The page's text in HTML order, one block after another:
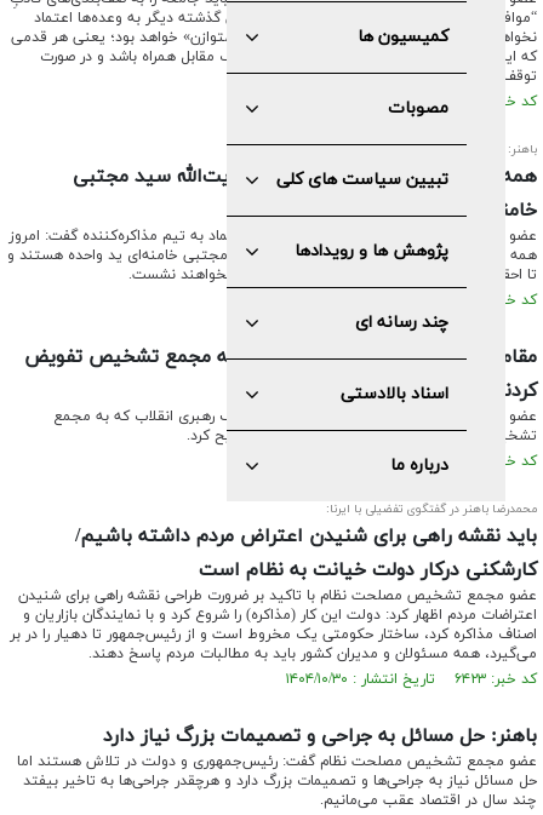
کمیسیون ها
مصوبات
تبیین سیاست های کلی
پژوهش ها و رویدادها
چند رسانه ای
اسناد بالادستی
درباره ما
“موافق” و “مخالف” مذاکره تقسیم کرد، گفت: چون گذشته دیگر به وعده‌ها اعتماد
نخواهیم کرد؛ مذاکرات ما از این پس «گام‌به‌گام و متوازن» خواهد بود؛ یعنی هر قدمی
که ایران برمی‌دارد، باید با اقدام متقابل و عملی طرف مقابل همراه باشد و در صورت
توقف آن‌ها، ما نیز متوقف خواهیم شد.
کد خبر: ۶۵۷۷ تاریخ انتشار : ۱۴۰۵/۰۳/۰۷
باهنر:
همه ارکان نظام و ملت در ذیل رهبری آیت‌الله سید مجتبی
خامنه‌ای ید واحده هستند
عضو مجمع تشخیص مصلحت نظام با تأکید بر اعتماد به تیم مذاکره‌کننده گفت: امروز
همه ارکان نظام و ملت در ذیل رهبری آیت‌الله سید مجتبی خامنه‌ای ید واحده هستند و
تا احقاق حق کشور و خونخواهی رهبر شهید از پای نخواهند نشست.
کد خبر: ۶۵۵۱ تاریخ انتشار : ۱۴۰۵/۰۲/۰۱
مقام معظم رهبری کدام وظایفشان را به مجمع تشخیص تفویض
کردند؟
عضو مجمع تشخیص مصلحت نظام، جزئیات وظایف رهبری انقلاب که به مجمع
تشخیص مصلحت نظام تفویض شده است، را تشریح کرد.
کد خبر: ۶۴۶۷ تاریخ انتشار : ۱۴۰۴/۱۱/۲۰
محمدرضا باهنر در گفتگوی تفضیلی با ایرنا:
باید نقشه راهی برای شنیدن اعتراض مردم داشته باشیم/
کارشکنی درکار دولت خیانت به نظام است
عضو مجمع تشخیص مصلحت نظام با تاکید بر ضرورت طراحی نقشه راهی برای شنیدن
اعتراضات مردم اظهار کرد: دولت این کار (مذاکره) را شروع کرد و با نمایندگان بازاریان و
اصناف مذاکره کرد، ساختار حکومتی یک مخروط است و از رئیس‌جمهور تا دهیار را در بر
می‌گیرد، همه مسئولان و مدیران کشور باید به مطالبات مردم پاسخ دهند.
کد خبر: ۶۴۲۳ تاریخ انتشار : ۱۴۰۴/۱۰/۳۰
باهنر: حل مسائل به جراحی‌ و تصمیمات بزرگ نیاز دارد
عضو مجمع تشخیص مصلحت نظام گفت: رئیس‌جمهوری و دولت در تلاش هستند اما
حل مسائل نیاز به جراحی‌ها و تصمیمات بزرگ دارد و هرچقدر جراحی‌ها به تاخیر بیفتد
چند سال در اقتصاد عقب می‌مانیم.